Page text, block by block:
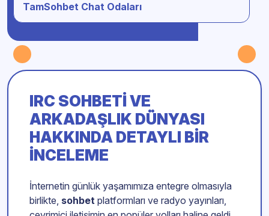
TamSohbet Chat Odaları
IRC SOHBETI VE
ARKADAŞLIK DÜNYASI
HAKKINDA DETAYLI BIR
INCELEME
İnternetin günlük yaşamımıza entegre olmasıyla
birlikte, sohbet platformları ve radyo yayınları,